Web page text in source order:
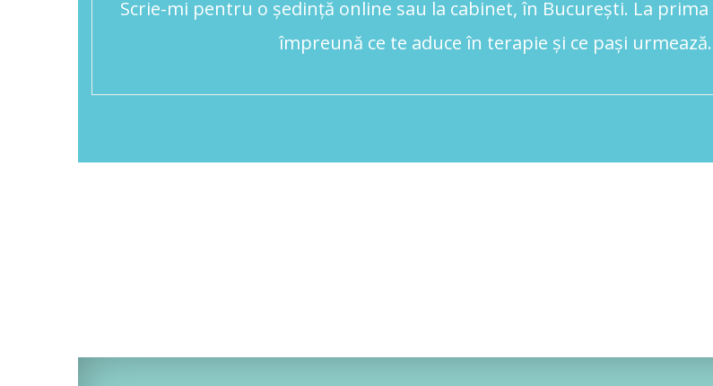
Scrie-mi pentru o ședință online sau la cabinet, în București. La
împreună ce te aduce în terapie și ce pași urmează.